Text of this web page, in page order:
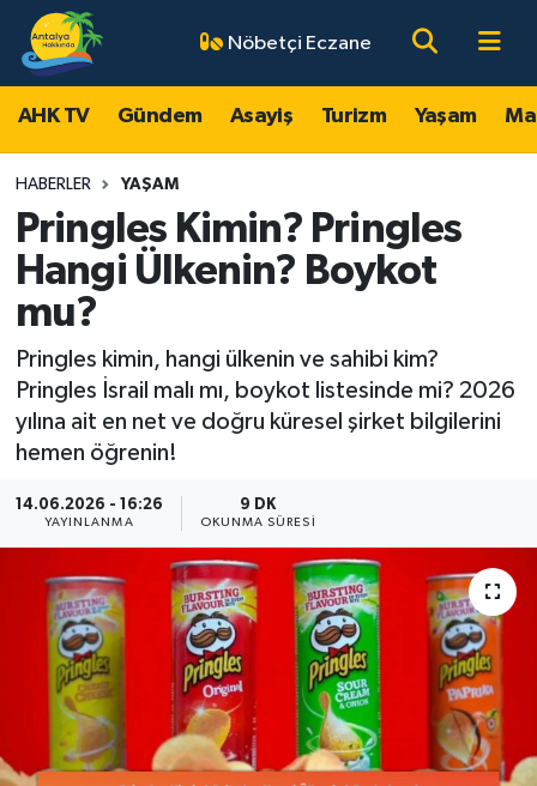
Nöbetçi Eczane
AHK TV Gündem Asayiş Turizm Yaşam
HABERLER YAŞAM
Pringles Kimin? Pringles
Hangi Ülkenin? Boykot
mu?
Pringles kimin, hangi ülkenin ve sahibi kim?
Pringles İsrail malı mı, boykot listesinde mi? 2026
yılına ait en net ve doğru küresel şirket bilgilerini
hemen öğrenin!
14.06.2026 - 16:26
YAYINLANMA
9 DK
OKUNMA SÜRESI
AHK TV
Gündem
Asayiş
Turizm
Magazin
Ekonomi
Spor
Dünya
Resmi Reklamlar
Antalya Nöbetçi Eczaneler
Antalya Hava Durumu
Antalya Namaz Vakitleri
Antalya Trafik Yoğunluk Haritası
Tüm Manşetler
Son Dakika Haberleri
Haber Arşivi